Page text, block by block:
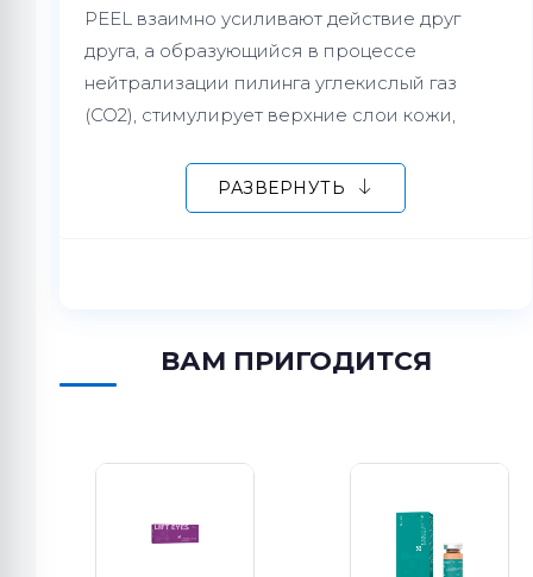
PEEL взаимно усиливают действие друг
друга, а образующийся в процессе
нейтрализации пилинга углекислый газ
(СО2), стимулирует верхние слои кожи,
кислорода и выработка коллагена.
нивелирует признаки фото- и
хроностарения, способствует уменьшению
защиту от свободных радикалов
РАЗВЕРНУТЬ
ВАМ ПРИГОДИТСЯ